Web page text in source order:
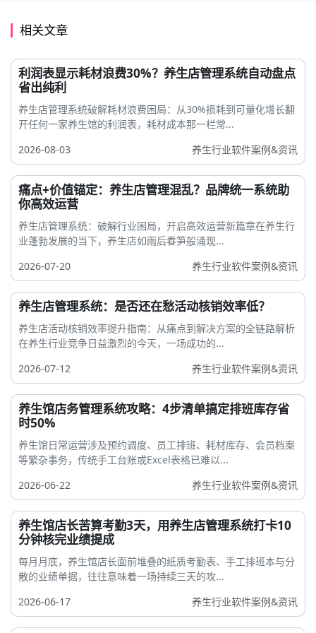
相关文章
利润表显示耗材浪费30%？养生店管理系统自动盘点
省出纯利
养生店管理系统破解耗材浪费困局：从30%损耗到可量化增长翻
开任何一家养生馆的利润表，耗材成本那一栏常...
2026-08-03
养生行业软件案例&资讯
痛点+价值锚定：养生店管理混乱？品牌统一系统助
你高效运营
养生店管理系统：破解行业困局，开启高效运营新篇章在养生行
业蓬勃发展的当下，养生店如雨后春笋般涌现...
2026-07-20
养生行业软件案例&资讯
养生店管理系统：是否还在愁活动核销效率低？
养生店活动核销效率提升指南：从痛点到解决方案的全链路解析
在养生行业竞争日益激烈的今天，一场成功的...
2026-07-12
养生行业软件案例&资讯
养生馆店务管理系统攻略：4步清单搞定排班库存省
时50%
养生馆日常运营涉及预约调度、员工排班、耗材库存、会员档案
等繁杂事务，传统手工台账或Excel表格已难以...
2026-06-22
养生行业软件案例&资讯
养生馆店长苦算考勤3天，用养生店管理系统打卡10
分钟核完业绩提成
每月月底，养生馆店长面前堆叠的纸质考勤表、手工排班本与分
散的业绩单据，往往意味着一场持续三天的攻...
2026-06-17
养生行业软件案例&资讯